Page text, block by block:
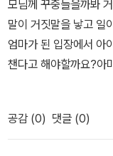
실과 다르게 이야기 하
에 맞는 행동을 해야
잘못해왔다 하더라도.
항상 실수는 할수 있지
있어요~~ 이런 진정
한 친구가 되는 거예요
모님께 꾸중들을까봐
말이 거짓말을 낳고 일
엄마가 된 입장에서 아
챈다고 해야할까요?아
다는 생각에 부끄러워
무슨일이든 대충합니
버려 찾다가 다치고 집
공감 (0) 댓글 (0)